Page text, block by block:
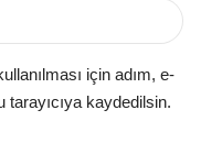
için adım, e-
kaydedilsin.